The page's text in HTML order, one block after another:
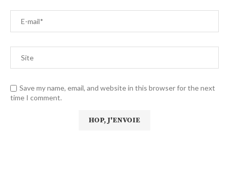
Save my name, email, and website in this browser for the next
time I comment.